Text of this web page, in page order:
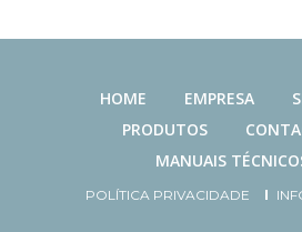
HOME EMPRESA
PRODUTOS
MANUAIS
POLÍTICA PRIVACIDADE